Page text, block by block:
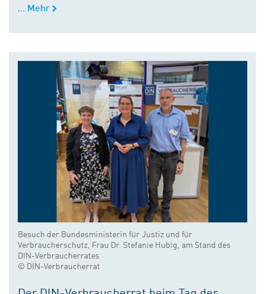
Mehr
Besuch der Bundesministerin für Justiz und für
Verbraucherschutz, Frau Dr. Stefanie Hubig, am Stand des
DIN-Verbraucherrates
© DIN-Verbraucherrat